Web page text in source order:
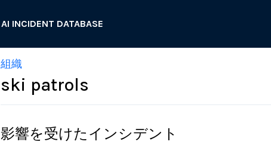
AI INCIDENT DATABASE
組織
ski patrols
影響を受けたインシデント